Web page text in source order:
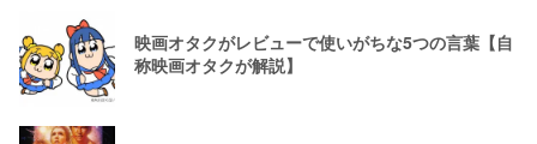
映画オタクがレビューで使いがちな5つの言葉【自
称映画オタクが解説】